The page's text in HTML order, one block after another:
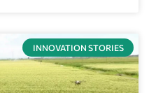
INNOVATION STORIES